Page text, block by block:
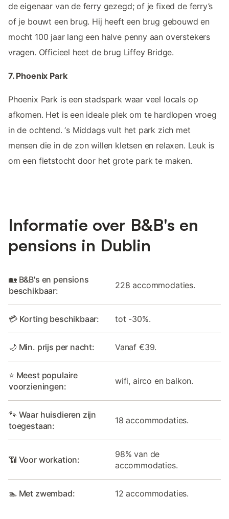
de eigenaar van de ferry gezegd; of je fixed de ferry’s
of je bouwt een brug. Hij heeft een brug gebouwd en
mocht 100 jaar lang een halve penny aan overstekers
vragen. Officieel heet de brug Liffey Bridge.
7. Phoenix Park
Phoenix Park is een stadspark waar veel locals op
afkomen. Het is een ideale plek om te hardlopen vroeg
in de ochtend. ‘s Middags vult het park zich met
mensen die in de zon willen kletsen en relaxen. Leuk is
om een fietstocht door het grote park te maken.
Informatie over B&B's en
pensions in Dublin
🏡 B&B's en pensions
beschikbaar:
228 accommodaties.
💳 Korting beschikbaar: tot -30%.
🌙 Min. prijs per nacht: Vanaf €39.
⭐ Meest populaire
voorzieningen:
wifi, airco en balkon.
🐾 Waar huisdieren zijn
toegestaan:
18 accommodaties.
📶 Voor workation:
98% van de
accommodaties.
🏊 Met zwembad: 12 accommodaties.